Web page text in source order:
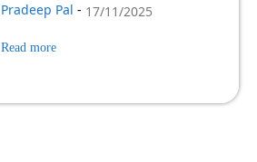
Pradeep Pal - 17/11/2025
Read more